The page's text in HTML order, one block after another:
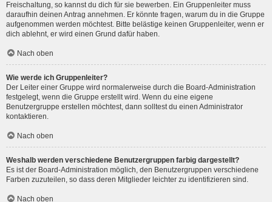
Freischaltung, so kannst du dich für sie bewerben. Ein Gruppenleiter muss
daraufhin deinen Antrag annehmen. Er könnte fragen, warum du in die Gruppe
aufgenommen werden möchtest. Bitte belästige keinen Gruppenleiter, wenn er
dich ablehnt, er wird einen Grund dafür haben.
Nach oben
Wie werde ich Gruppenleiter?
Der Leiter einer Gruppe wird normalerweise durch die Board-Administration
festgelegt, wenn die Gruppe erstellt wird. Wenn du eine eigene
Benutzergruppe erstellen möchtest, dann solltest du einen Administrator
kontaktieren.
Nach oben
Weshalb werden verschiedene Benutzergruppen farbig dargestellt?
Es ist der Board-Administration möglich, den Benutzergruppen verschiedene
Farben zuzuteilen, so dass deren Mitglieder leichter zu identifizieren sind.
Nach oben